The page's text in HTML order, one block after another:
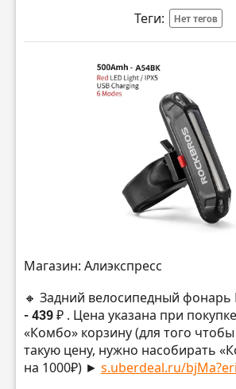
Теги: Нет тегов
Магазин: Алиэкспресс
🔸 Задний велосипедный фонарь
- 439 ₽ . Цена указана при
«Комбо» корзину (для того чтобы
такую цену, нужно насобирать
на 1000₽) ► s.uberdeal.ru/